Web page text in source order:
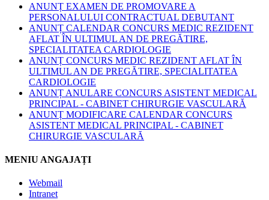
ANUNȚ EXAMEN DE PROMOVARE A
PERSONALULUI CONTRACTUAL DEBUTANT
ANUNȚ CALENDAR CONCURS MEDIC REZIDENT
AFLAT ÎN ULTIMUL AN DE PREGĂTIRE,
SPECIALITATEA CARDIOLOGIE
ANUNȚ CONCURS MEDIC REZIDENT AFLAT ÎN
ULTIMUL AN DE PREGĂTIRE, SPECIALITATEA
CARDIOLOGIE
ANUNȚ ANULARE CONCURS ASISTENT MEDICAL
PRINCIPAL - CABINET CHIRURGIE VASCULARĂ
ANUNȚ MODIFICARE CALENDAR CONCURS
ASISTENT MEDICAL PRINCIPAL - CABINET
CHIRURGIE VASCULARĂ
MENIU ANGAJAȚI
Webmail
Intranet